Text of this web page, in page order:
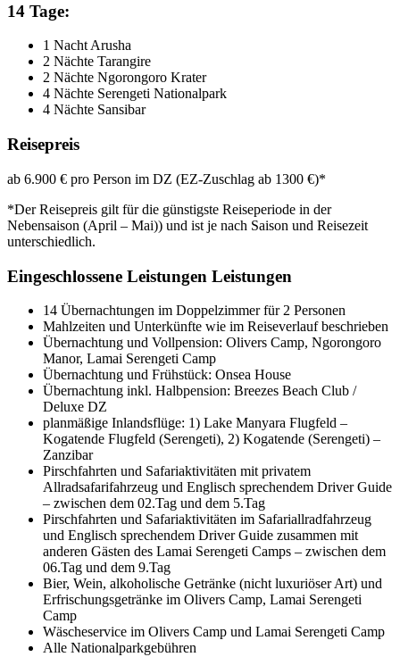
14 Tage:
1 Nacht Arusha
2 Nächte Tarangire
2 Nächte Ngorongoro Krater
4 Nächte Serengeti Nationalpark
4 Nächte Sansibar
Reisepreis
ab 6.900 € pro Person im DZ (EZ-Zuschlag ab 1300 €)*
*Der Reisepreis gilt für die günstigste Reiseperiode in der
Nebensaison (April – Mai)) und ist je nach Saison und Reisezeit
unterschiedlich.
Eingeschlossene Leistungen Leistungen
14 Übernachtungen im Doppelzimmer für 2 Personen
Mahlzeiten und Unterkünfte wie im Reiseverlauf beschrieben
Übernachtung und Vollpension: Olivers Camp, Ngorongoro
Manor, Lamai Serengeti Camp
Übernachtung und Frühstück: Onsea House
Übernachtung inkl. Halbpension: Breezes Beach Club /
Deluxe DZ
planmäßige Inlandsflüge: 1) Lake Manyara Flugfeld –
Kogatende Flugfeld (Serengeti), 2) Kogatende (Serengeti) –
Zanzibar
Pirschfahrten und Safariaktivitäten mit privatem
Allradsafarifahrzeug und Englisch sprechendem Driver Guide
– zwischen dem 02.Tag und dem 5.Tag
Pirschfahrten und Safariaktivitäten im Safariallradfahrzeug
und Englisch sprechendem Driver Guide zusammen mit
anderen Gästen des Lamai Serengeti Camps – zwischen dem
06.Tag und dem 9.Tag
Bier, Wein, alkoholische Getränke (nicht luxuriöser Art) und
Erfrischungsgetränke im Olivers Camp, Lamai Serengeti
Camp
Wäscheservice im Olivers Camp und Lamai Serengeti Camp
Alle Nationalparkgebühren